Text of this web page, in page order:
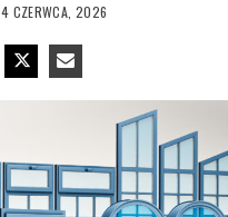
4 CZERWCA, 2026